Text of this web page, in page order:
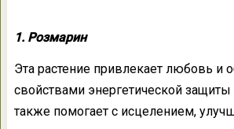
1. Розмарин
Эта растение привлекает любовь и
свойствами энергетической защиты
также помогает с исцелением,